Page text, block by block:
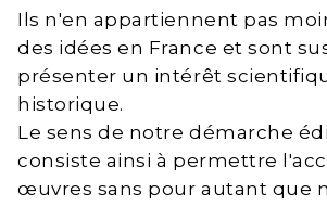
Ils n'en appartiennent pas
des idées en France et sont
présenter un intérêt
historique.
Le sens de notre démarche
consiste ainsi à permettre
œuvres sans pour autant que